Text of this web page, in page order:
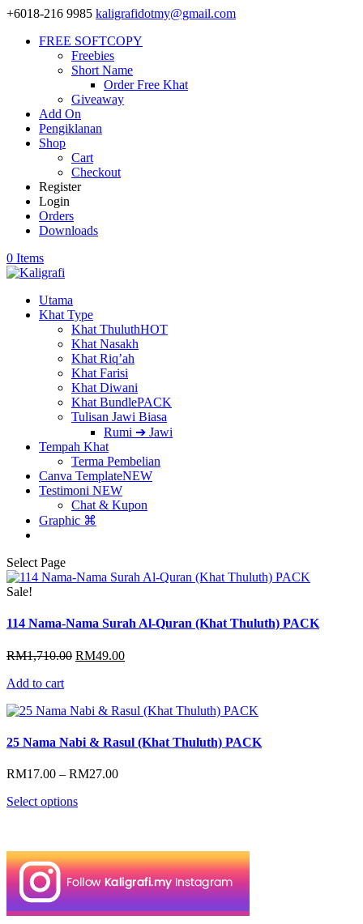
+6018-216 9985 kaligrafidotmy@gmail.com
FREE SOFTCOPY
Freebies
Short Name
Order Free Khat
Giveaway
Add On
Pengiklanan
Shop
Cart
Checkout
Register
Login
Orders
Downloads
0 Items
Utama
Khat Type
Khat ThuluthHOT
Khat Nasakh
Khat Riq’ah
Khat Farisi
Khat Diwani
Khat BundlePACK
Tulisan Jawi Biasa
Rumi ➔ Jawi
Tempah Khat
Terma Pembelian
Canva TemplateNEW
Testimoni NEW
Chat & Kupon
Graphic ⌘
Select Page
Sale!
114 Nama-Nama Surah Al-Quran (Khat Thuluth) PACK
RM1,710.00 Original
RM49.00Current
Add to cart
25 Nama Nabi & Rasul (Khat Thuluth) PACK
RM17.00 – RM27.00Price
Select options